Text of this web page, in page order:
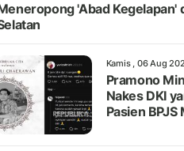
'Abad Kegelapan'
Kamis , 06 Aug
Pramono
Nakes DKI
Pasien